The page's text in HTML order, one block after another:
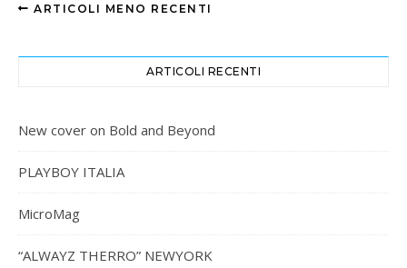
ARTICOLI MENO RECENTI
ARTICOLI RECENTI
New cover on Bold and Beyond
PLAYBOY ITALIA
MicroMag
“ALWAYZ THERRO” NEWYORK